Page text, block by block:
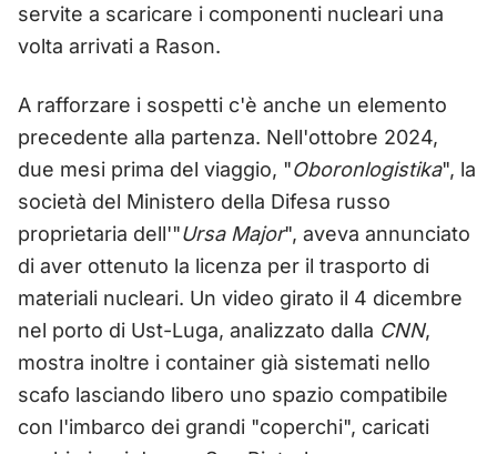
servite a scaricare i componenti nucleari una
volta arrivati a Rason.
A rafforzare i sospetti c'è anche un elemento
precedente alla partenza. Nell'ottobre 2024,
due mesi prima del viaggio, "Oboronlogistika", la
società del Ministero della Difesa russo
proprietaria dell'"Ursa Major", aveva annunciato
di aver ottenuto la licenza per il trasporto di
materiali nucleari. Un video girato il 4 dicembre
nel porto di Ust-Luga, analizzato dalla CNN,
mostra inoltre i container già sistemati nello
scafo lasciando libero uno spazio compatibile
con l'imbarco dei grandi "coperchi", caricati